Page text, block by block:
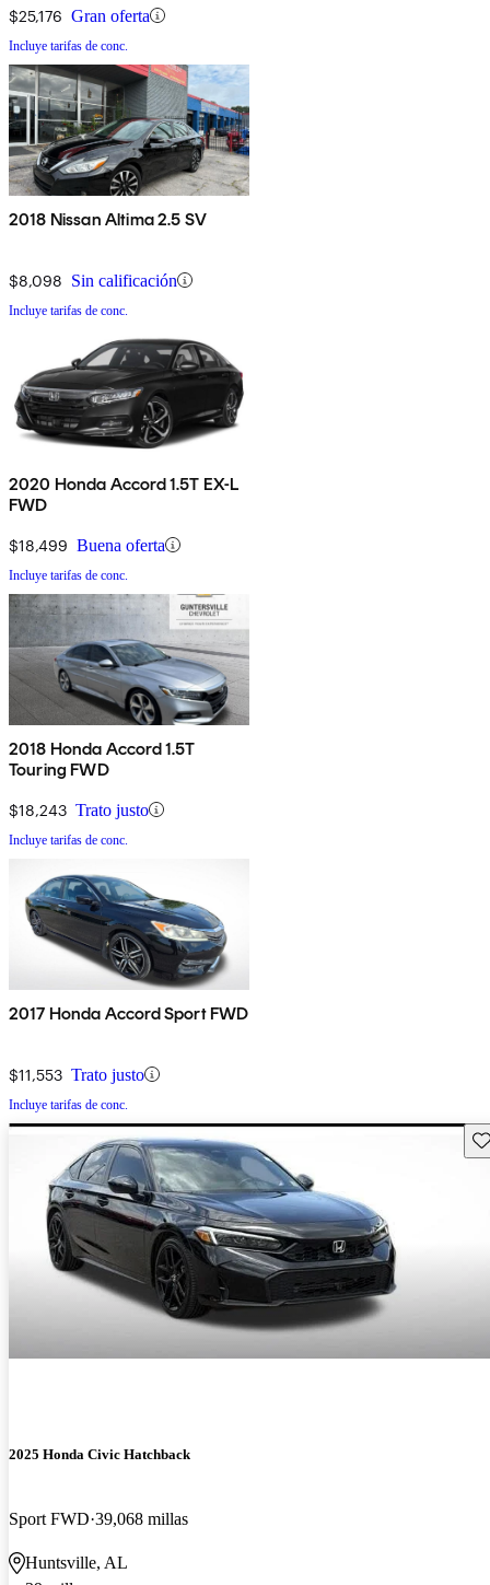
$25,176 Gran oferta
Incluye tarifas de conc.
2018 Nissan Altima 2.5 SV
$8,098 Sin calificación
Incluye tarifas de conc.
2020 Honda Accord 1.5T EX-L
FWD
$18,499 Buena oferta
Incluye tarifas de conc.
2018 Honda Accord 1.5T
Touring FWD
$18,243 Trato justo
Incluye tarifas de conc.
2017 Honda Accord Sport FWD
$11,553 Trato justo
Incluye tarifas de conc.
2025 Honda Civic Hatchback
Sport FWD 39,068 millas
Huntsville, AL